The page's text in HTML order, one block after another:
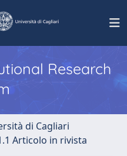
Research
di Cagliari
Articolo in rivista